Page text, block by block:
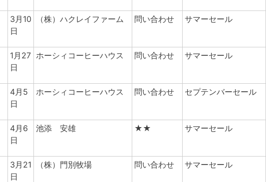
3月10
日
（株）ハクレイファーム 問い合わせ サマーセール
1月27
日
ホーシィコーヒーハウス 問い合わせ サマーセール
4月5
日
ホーシィコーヒーハウス 問い合わせ セプテンバーセール
4月6
日
池添 安雄 ★★ サマーセール
3月21
日
（株）門別牧場 問い合わせ サマーセール